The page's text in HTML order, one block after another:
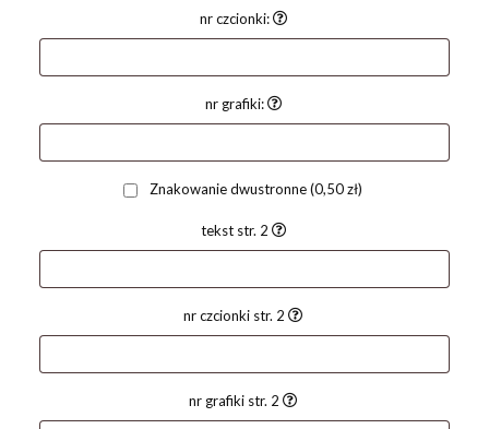
nr czcionki:
nr grafiki:
Znakowanie dwustronne(0,50 zł)
tekst str. 2
nr czcionki str. 2
nr grafiki str. 2